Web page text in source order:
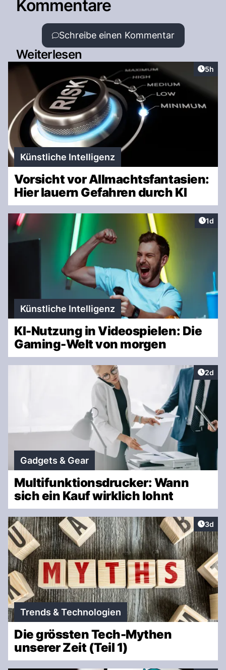
Kommentare
Schreibe einen Kommentar
Weiterlesen
5h
Künstliche Intelligenz
Vorsicht vor Allmachtsfantasien:
Hier lauern Gefahren durch KI
1d
Künstliche Intelligenz
KI-Nutzung in Videospielen: Die
Gaming-Welt von morgen
2d
Gadgets & Gear
Multifunktionsdrucker: Wann
sich ein Kauf wirklich lohnt
3d
Trends & Technologien
Die grössten Tech-Mythen
unserer Zeit (Teil 1)